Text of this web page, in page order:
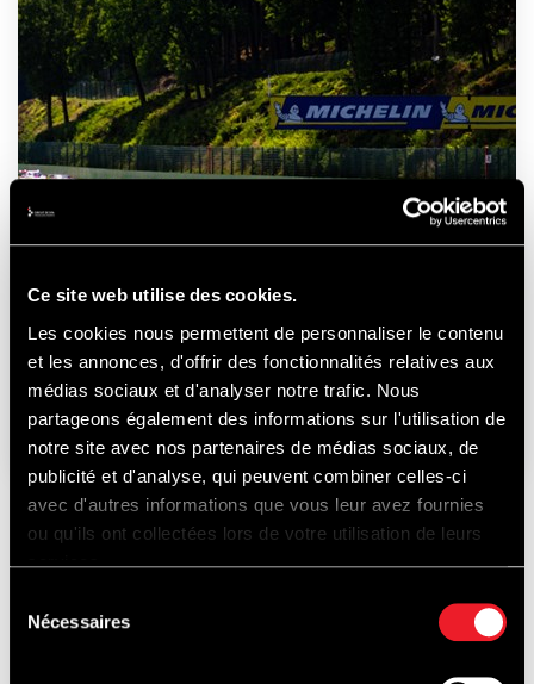
Ce site web utilise des cookies.
Les cookies nous permettent de personnaliser le contenu
et les annonces, d'offrir des fonctionnalités relatives aux
médias sociaux et d'analyser notre trafic. Nous
partageons également des informations sur l'utilisation de
notre site avec nos partenaires de médias sociaux, de
publicité et d'analyse, qui peuvent combiner celles-ci
avec d'autres informations que vous leur avez fournies
ou qu'ils ont collectées lors de votre utilisation de leurs
services.
Nécessaires
ELMS - 4 HOURS OF SPA
- FRANCORCHAMPS
21-22-23AUGUSTUS
2026
ONTDEK